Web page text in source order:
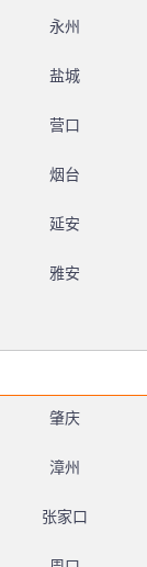
永州
盐城
营口
烟台
延安
雅安
肇庆
漳州
张家口